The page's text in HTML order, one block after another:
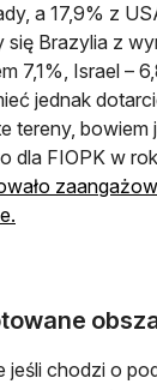
a 17,9% z
się Brazylia z
7,1%, Israel –
jednak
tereny,
dla FIOPK w
jeśli chodzi o